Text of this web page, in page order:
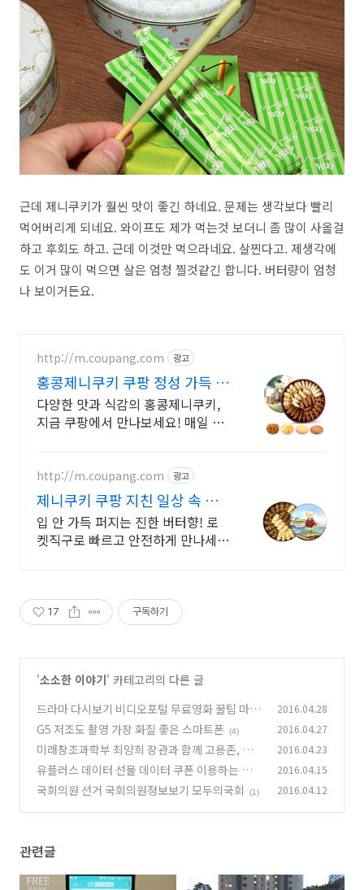
근데 제니쿠키가 훨씬 맛이 좋긴 하네요. 문제는 생각보다 빨리
먹어버리게 되네요. 와이프도 제가 먹는것 보더니 좀 많이 사올걸
하고 후회도 하고. 근데 이것만 먹으라네요. 살찐다고. 제생각에
도 이거 많이 먹으면 살은 엄청 찔것같긴 합니다. 버터량이 엄청
나 보이거든요.
http://m.coupang.com 광고
홍콩제니쿠키 쿠팡 정성 가득 달
콤한 선물
다양한 맛과 식감의 홍콩제니쿠키,
지금 쿠팡에서 만나보세요! 매일 먹
http://m.coupang.com 광고
제니쿠키 쿠팡 지친 일상 속 힐
링
입 안 가득 퍼지는 진한 버터향! 로
켓직구로 빠르고 안전하게 만나세
17 구독하기
'소소한 이야기' 카테고리의 다른 글
드라마 다시보기 비디오포털 무료영화 꿀팁 마음
껏팩
(2)
2016.04.28
G5 저조도 촬영 가장 화질 좋은 스마트폰 (4) 2016.04.27
미래창조과학부 최양희 장관과 함께 고용존, 지
능정보기술 이야기 (1)
2016.04.23
유플러스 데이터 선물 데이터 쿠폰 이용하는 방법
(0)
2016.04.15
국회의원 선거 국회의원정보보기 모두의국회 (1) 2016.04.12
관련글